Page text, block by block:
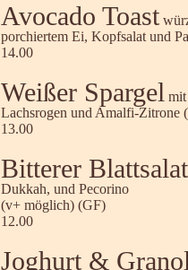
Avocado Toast
porchiertem Ei, Kopfsalat und
14.00
Weißer Spargel mit
Lachsrogen und Amalfi-Zitrone
13.00
Bitterer Blattsalat
Dukkah, und Pecorino
(v+ möglich) (GF)
12.00
Joghurt &